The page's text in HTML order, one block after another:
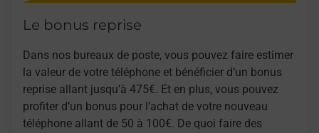
Le bonus reprise
Dans nos bureaux de poste, vous pouvez faire estimer
la valeur de votre téléphone et bénéficier d’un bonus
reprise allant jusqu’à 475€. Et en plus, vous pouvez
profiter d’un bonus pour l’achat de votre nouveau
téléphone allant de 50 à 100€. De quoi faire des